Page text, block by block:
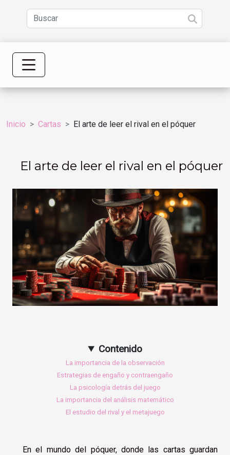
Inicio Cartas El arte de leer el rival en el póquer
El arte de leer el rival en el póquer
Contenido
La importancia de la observación
Estrategias de engaño y contraengaño
La psicología detrás del juego
La importancia del análisis matemático
El estudio del rival y el metajuego
En el mundo del póquer, donde las cartas guardan